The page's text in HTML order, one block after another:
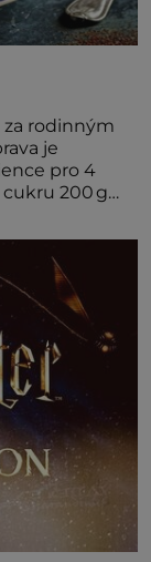
rodinným
je
pro 4
do